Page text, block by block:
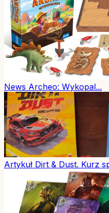
News Archeo: Wykopal...
Artykuł Dirt & Dust. Kurz